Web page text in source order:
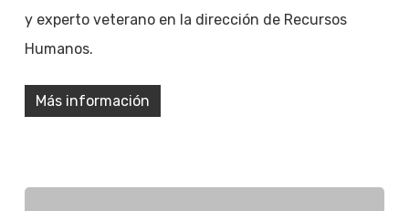
y experto veterano en la dirección de Recursos
Humanos.
Más información